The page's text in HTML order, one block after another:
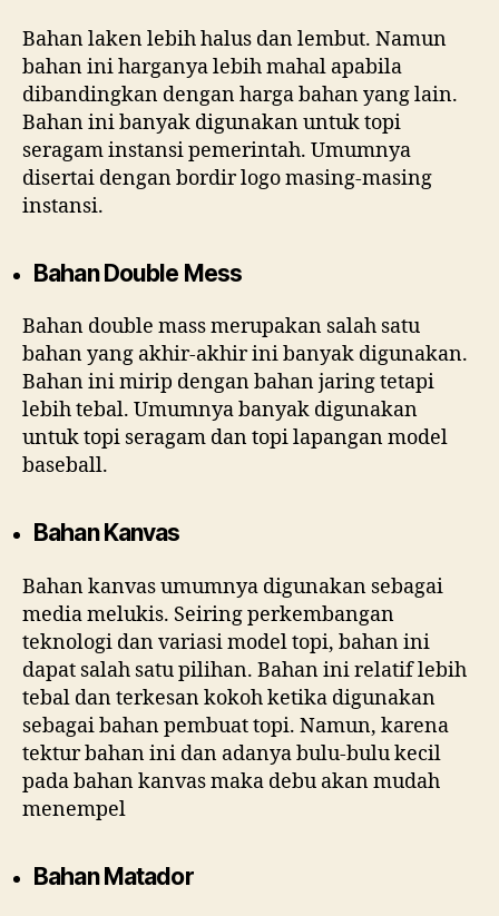
Bahan laken lebih halus dan lembut. Namun
bahan ini harganya lebih mahal apabila
dibandingkan dengan harga bahan yang lain.
Bahan ini banyak digunakan untuk topi
seragam instansi pemerintah. Umumnya
disertai dengan bordir logo masing-masing
instansi.
Bahan Double Mess
Bahan double mass merupakan salah satu
bahan yang akhir-akhir ini banyak digunakan.
Bahan ini mirip dengan bahan jaring tetapi
lebih tebal. Umumnya banyak digunakan
untuk topi seragam dan topi lapangan model
baseball.
Bahan Kanvas
Bahan kanvas umumnya digunakan sebagai
media melukis. Seiring perkembangan
teknologi dan variasi model topi, bahan ini
dapat salah satu pilihan. Bahan ini relatif lebih
tebal dan terkesan kokoh ketika digunakan
sebagai bahan pembuat topi. Namun, karena
tektur bahan ini dan adanya bulu-bulu kecil
pada bahan kanvas maka debu akan mudah
menempel
Bahan Matador